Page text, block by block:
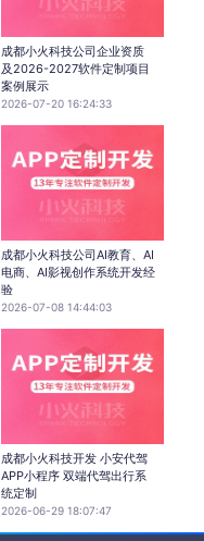
成都小火科技公司企业资质
及2026-2027软件定制项目
案例展示
2026-07-20 16:24:33
成都小火科技公司AI教育、AI
电商、AI影视创作系统开发经
验
2026-07-08 14:44:03
成都小火科技开发 小安代驾
APP小程序 双端代驾出行系
统定制
2026-06-29 18:07:47